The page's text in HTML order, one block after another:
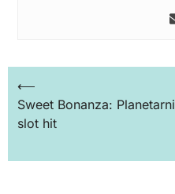
Кретање
чланка
⟵
Sweet Bonanza: Planetarni
slot hit